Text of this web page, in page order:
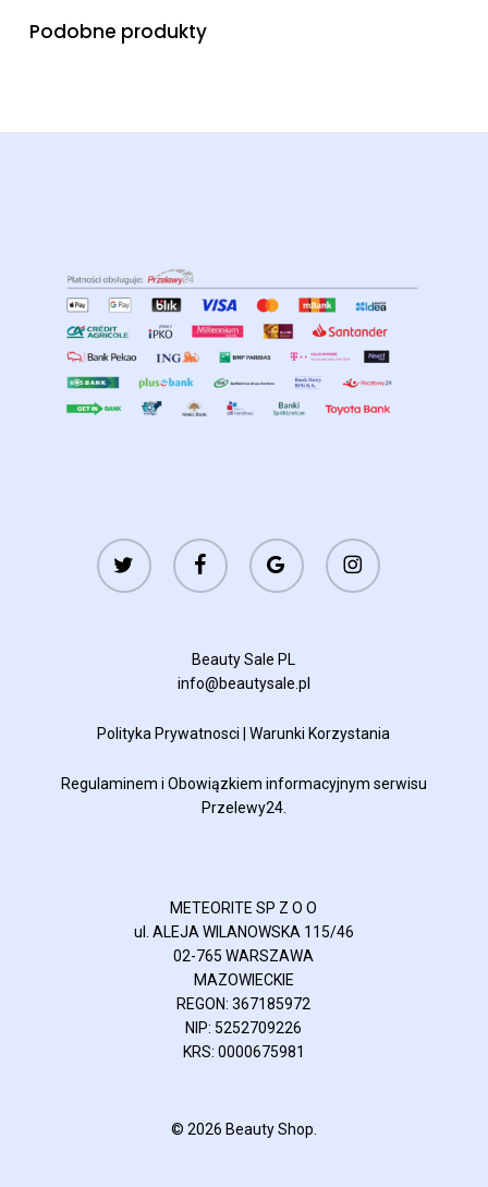
Podobne produkty
twitter facebook
google-
plus
instagram
Beauty Sale PL
info@beautysale.pl
Polityka Prywatnosci |Warunki Korzystania
Regulaminem i Obowiązkiem informacyjnym serwisu
Przelewy24.
METEORITE SP Z O O
ul. ALEJA WILANOWSKA 115/46
02-765 WARSZAWA
MAZOWIECKIE
REGON: 367185972
NIP: 5252709226
KRS: 0000675981
© 2026 Beauty Shop.